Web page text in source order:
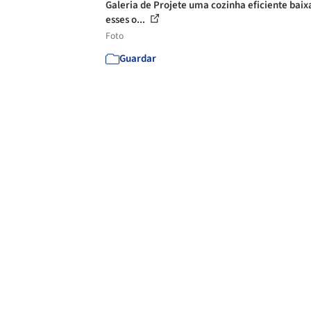
Galeria de Projete uma cozinha eficiente
esses o...
Foto
Guardar